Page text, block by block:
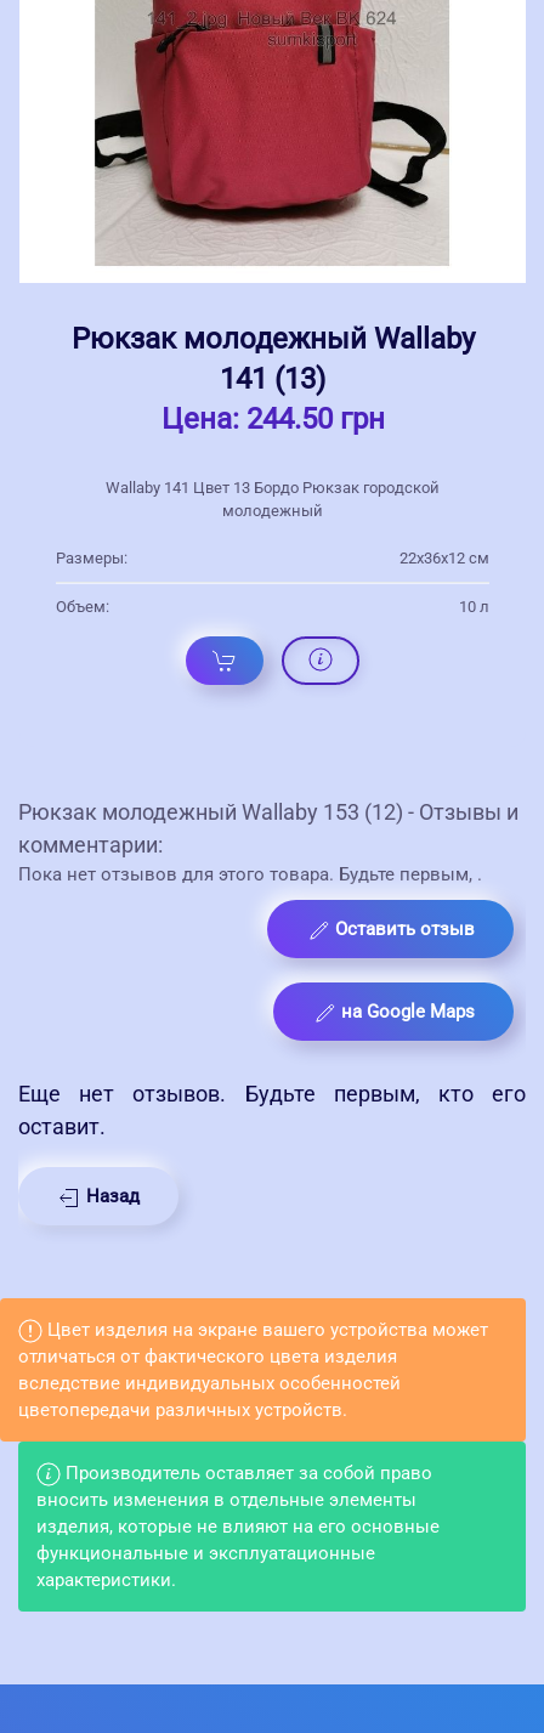
Рюкзак молодежный Wallaby
141 (13)
Цена: 244.50 грн
Wallaby 141 Цвет 13 Бордо Рюкзак городской
молодежный
Размеры: 22х36х12 см
Объем: 10 л
Рюкзак молодежный Wallaby 153 (12) - Отзывы и
комментарии:
Пока нет отзывов для этого товара. Будьте первым, .
Оставить отзыв
на Google Maps
Еще нет отзывов. Будьте первым, кто его
оставит.
Назад
Цвет изделия на экране вашего устройства может
отличаться от фактического цвета изделия
вследствие индивидуальных особенностей
цветопередачи различных устройств.
Производитель оставляет за собой право
вносить изменения в отдельные элементы
изделия, которые не влияют на его основные
функциональные и эксплуатационные
характеристики.